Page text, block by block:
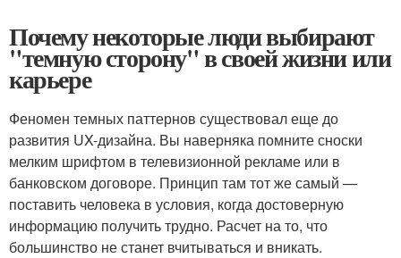
Почему некоторые люди выбирают
"темную сторону" в своей жизни или
карьере
Феномен темных паттернов существовал еще до
развития UX-дизайна. Вы наверняка помните сноски
мелким шрифтом в телевизионной рекламе или в
банковском договоре. Принцип там тот же самый —
поставить человека в условия, когда достоверную
информацию получить трудно. Расчет на то, что
большинство не станет вчитываться и вникать.